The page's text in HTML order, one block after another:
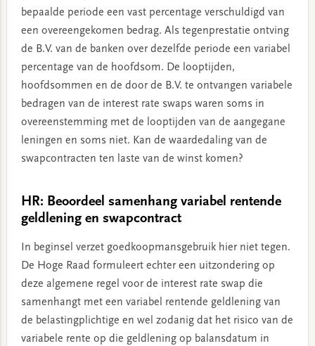
bepaalde periode een vast percentage verschuldigd van
een overeengekomen bedrag. Als tegenprestatie ontving
de B.V. van de banken over dezelfde periode een variabel
percentage van de hoofdsom. De looptijden,
hoofdsommen en de door de B.V. te ontvangen variabele
bedragen van de interest rate swaps waren soms in
overeenstemming met de looptijden van de aangegane
leningen en soms niet. Kan de waardedaling van de
swapcontracten ten laste van de winst komen?
HR: Beoordeel samenhang variabel rentende
geldlening en swapcontract
In beginsel verzet goedkoopmansgebruik hier niet tegen.
De Hoge Raad formuleert echter een uitzondering op
deze algemene regel voor de interest rate swap die
samenhangt met een variabel rentende geldlening van
de belastingplichtige en wel zodanig dat het risico van de
variabele rente op die geldlening op balansdatum in